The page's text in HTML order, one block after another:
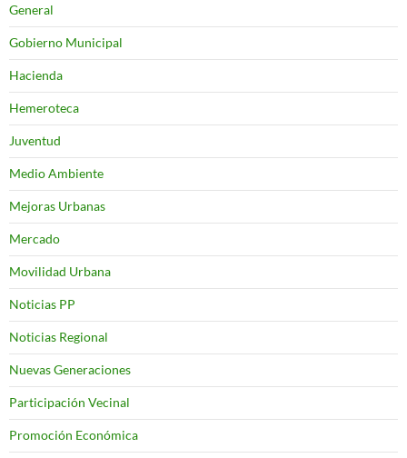
General
Gobierno Municipal
Hacienda
Hemeroteca
Juventud
Medio Ambiente
Mejoras Urbanas
Mercado
Movilidad Urbana
Noticias PP
Noticias Regional
Nuevas Generaciones
Participación Vecinal
Promoción Económica